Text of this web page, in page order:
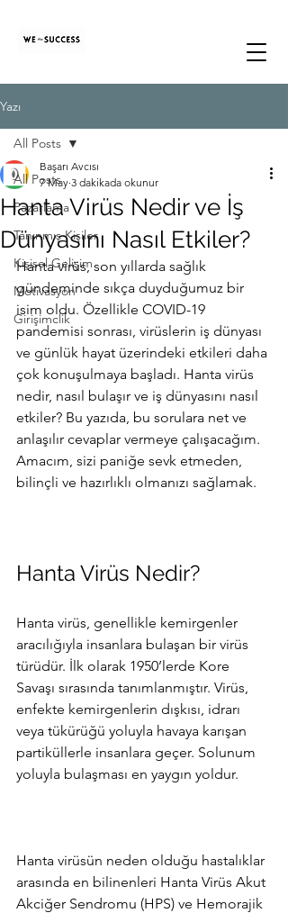
Yazı
All Posts
Pazarlama
Tanınmış Kişiler
Kişisel Gelişim
Motivasyon
Girişimclik
All Posts
Hanta Virüs Nedir ve İş
Dünyasını Nasıl Etkiler?
Başarı Avcısı
7 May 3 dakikada okunur
Hanta virüs, son yıllarda sağlık
gündeminde sıkça duyduğumuz bir
isim oldu. Özellikle COVID-19
pandemisi sonrası, virüslerin iş dünyası
ve günlük hayat üzerindeki etkileri daha
çok konuşulmaya başladı. Hanta virüs
nedir, nasıl bulaşır ve iş dünyasını nasıl
etkiler? Bu yazıda, bu sorulara net ve
anlaşılır cevaplar vermeye çalışacağım.
Amacım, sizi paniğe sevk etmeden,
bilinçli ve hazırlıklı olmanızı sağlamak.
Hanta Virüs Nedir?
Hanta virüs, genellikle kemirgenler
aracılığıyla insanlara bulaşan bir virüs
türüdür. İlk olarak 1950’lerde Kore
Savaşı sırasında tanımlanmıştır. Virüs,
enfekte kemirgenlerin dışkısı, idrarı
veya tükürüğü yoluyla havaya karışan
partiküllerle insanlara geçer. Solunum
yoluyla bulaşması en yaygın yoldur.
Hanta virüsün neden olduğu hastalıklar
arasında en bilinenleri Hanta Virüs Akut
Akciğer Sendromu (HPS) ve Hemorajik